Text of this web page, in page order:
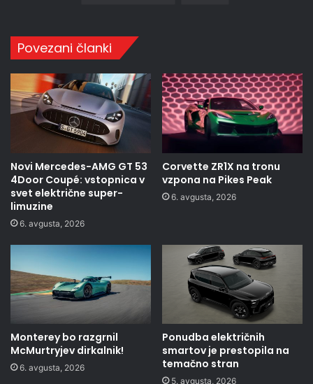
Povezani članki
Novi Mercedes-AMG GT 53
4Door Coupé: vstopnica v
svet električne super-
limuzine
6. avgusta, 2026
Corvette ZR1X na tronu
vzpona na Pikes Peak
6. avgusta, 2026
Monterey bo razgrnil
McMurtryjev dirkalnik!
6. avgusta, 2026
Ponudba električnih
smartov je prestopila na
temačno stran
5. avgusta, 2026